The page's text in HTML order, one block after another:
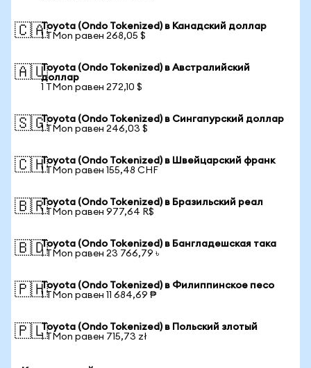
🇨🇦Toyota (Ondo Tokenized) в Канадский доллар
1 TMon равен 268,05 $
🇦🇺Toyota (Ondo Tokenized) в Австралийский
доллар
1 TMon равен 272,10 $
🇸🇬Toyota (Ondo Tokenized) в Сингапурский доллар
1 TMon равен 246,03 $
🇨🇭Toyota (Ondo Tokenized) в Швейцарский франк
1 TMon равен 155,48 CHF
🇧🇷Toyota (Ondo Tokenized) в Бразильский реал
1 TMon равен 977,64 R$
🇧🇩Toyota (Ondo Tokenized) в Бангладешская така
1 TMon равен 23 766,79 ৳
🇵🇭Toyota (Ondo Tokenized) в Филиппинское песо
1 TMon равен 11 684,69 ₱
🇵🇱Toyota (Ondo Tokenized) в Польский злотый
1 TMon равен 715,73 zł